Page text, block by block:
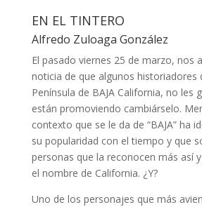
EN EL TINTERO
Alfredo Zuloaga González
El pasado viernes 25 de marzo, nos
noticia de que algunos historiadores
Península de BAJA California, no les
están promoviendo cambiárselo.
contexto que se le da de “BAJA” ha
su popularidad con el tiempo y que
personas que la reconocen más así
el nombre de California. ¿Y?
Uno de los personajes que más